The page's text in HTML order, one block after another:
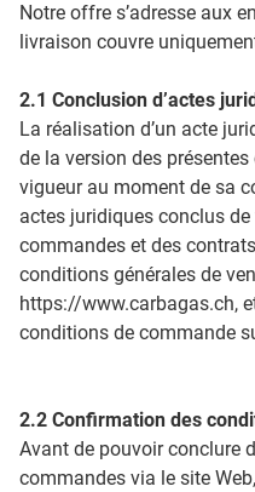
Notre offre s’adresse aux
livraison couvre
2.1 Conclusion d’actes
La réalisation d’un acte
de la version des
vigueur au moment de sa
actes juridiques conclus
commandes et des
conditions générales de
https://www.carbagas.ch,
conditions de commande
2.2 Confirmation des
Avant de pouvoir conclure
commandes via le site